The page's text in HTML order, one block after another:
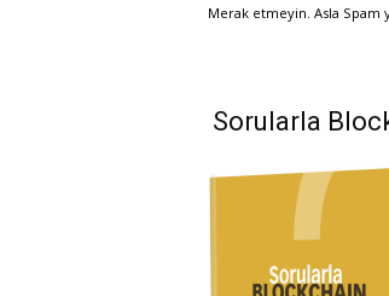
Merak etmeyin. Asla Spam
Sorularla